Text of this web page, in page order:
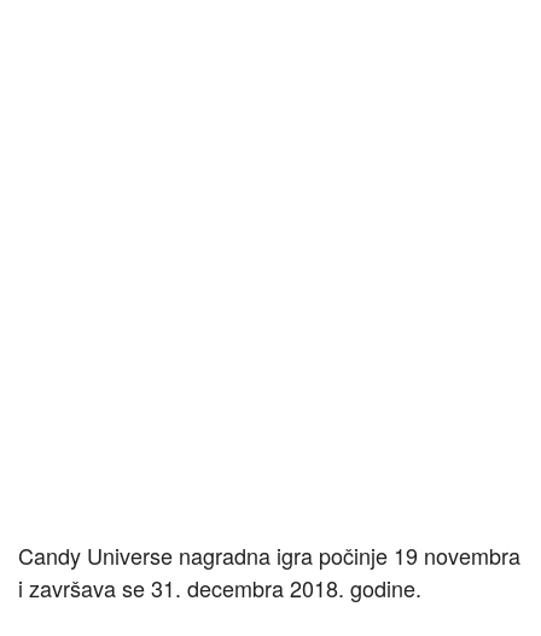
Candy Universe nagradna igra počinje 19 novembra
i završava se 31. decembra 2018. godine.